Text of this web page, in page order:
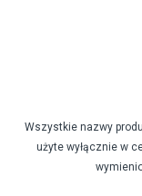
Wszystkie nazwy
użyte wyłącznie w